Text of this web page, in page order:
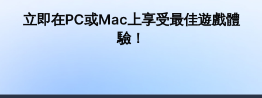
立即在PC或Mac上享受最佳遊戲體
驗！